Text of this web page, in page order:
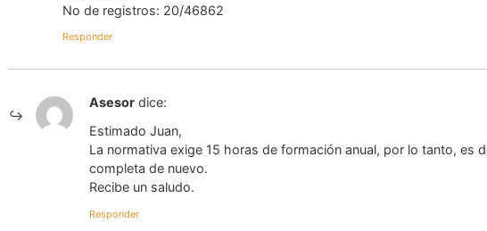
No de registros: 20/46862
Responder
Asesor dice:
Estimado Juan,
La normativa exige 15 horas de formación anual, por lo tanto, es
completa de nuevo.
Recibe un saludo.
Responder